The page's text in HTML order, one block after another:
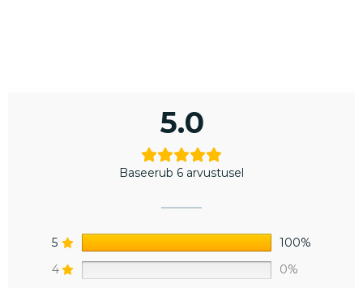
5.0
Baseerub 6 arvustusel
5
100%
4
0%